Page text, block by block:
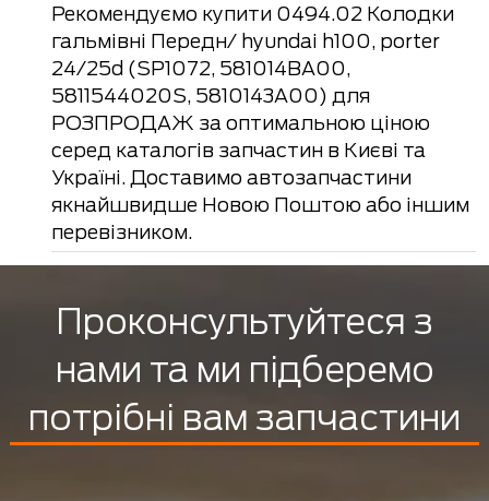
Рекомендуємо купити 0494.02 Колодки
гальмівні Передн/ hyundai h100, porter
24/25d (SP1072, 581014BA00,
5811544020S, 5810143A00) для
РОЗПРОДАЖ за оптимальною ціною
серед каталогів запчастин в Києві та
Україні. Доставимо автозапчастини
якнайшвидше Новою Поштою або іншим
перевізником.
Проконсультуйтеся з
нами та ми підберемо
потрібні вам запчастини